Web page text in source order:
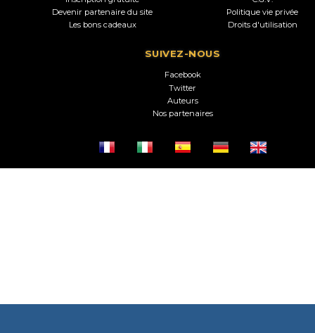
Devenir partenaire du site
Les bons cadeaux
Politique vie privée
Droits d'utilisation
SUIVEZ-NOUS
Facebook
Twitter
Auteurs
Nos partenaires